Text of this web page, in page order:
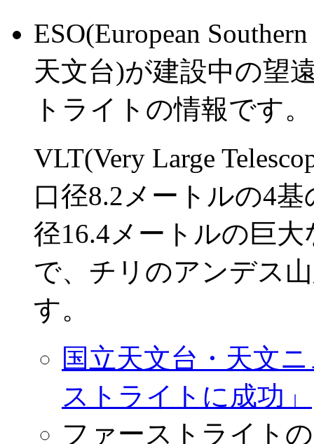
ESO(European
天文台)が建設中の望
トライトの情報です。
VLT(Very Large
口径8.2メートルの4
径16.4メートルの巨
で、チリのアンデス
す。
国立天文台・天文
ストライトに成功」
ファーストライト